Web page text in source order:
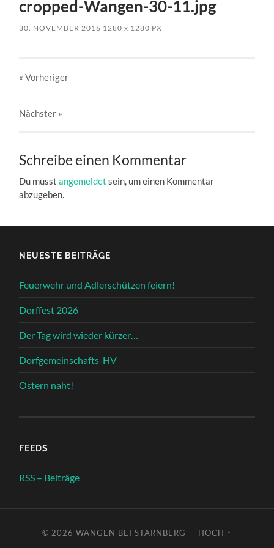
cropped-Wangen-30-11.jpg
30. NOVEMBER 2016 1280x 1280 PX
« Vorheriger
Nächster »
Schreibe einen Kommentar
Du musstangemeldet sein, um einen Kommentar
abzugeben.
NEUESTE BEITRÄGE
Feuerwehr und Adlerschützen feiern!
Dorffest 2026
Der Tag wird wieder kürzer…
Dorfgemeinschafts-HV
Ostern naht!
FEEDS
RSS – Beiträge
© 2026 WANGEN BEI STARNBERG — HOCH ↑